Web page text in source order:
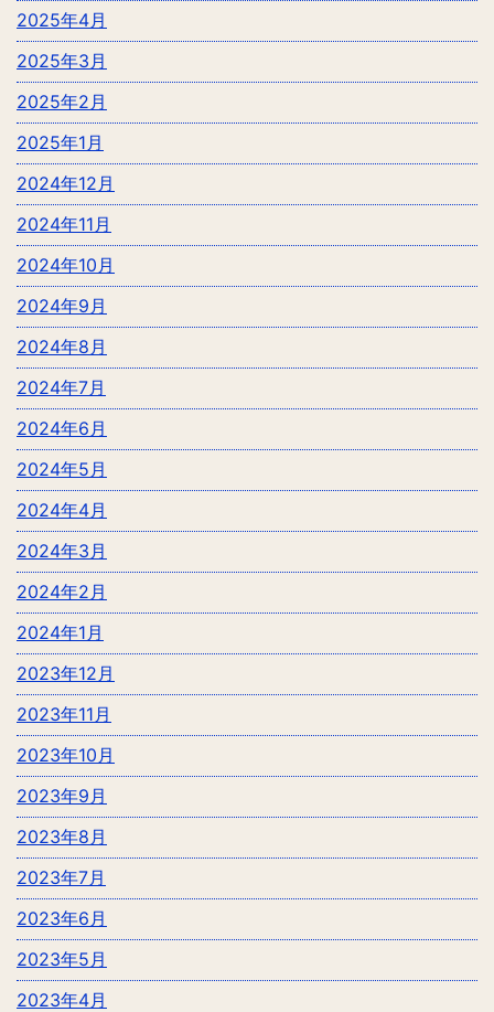
2025年4月
2025年3月
2025年2月
2025年1月
2024年12月
2024年11月
2024年10月
2024年9月
2024年8月
2024年7月
2024年6月
2024年5月
2024年4月
2024年3月
2024年2月
2024年1月
2023年12月
2023年11月
2023年10月
2023年9月
2023年8月
2023年7月
2023年6月
2023年5月
2023年4月